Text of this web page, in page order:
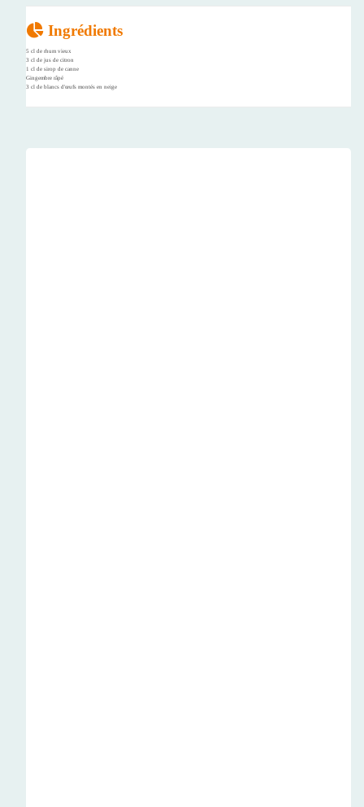
Ingrédients
5 cl de rhum vieux
3 cl de jus de citron
1 cl de sirop de canne
Gingembre râpé
3 cl de blancs d'œufs montés en neige